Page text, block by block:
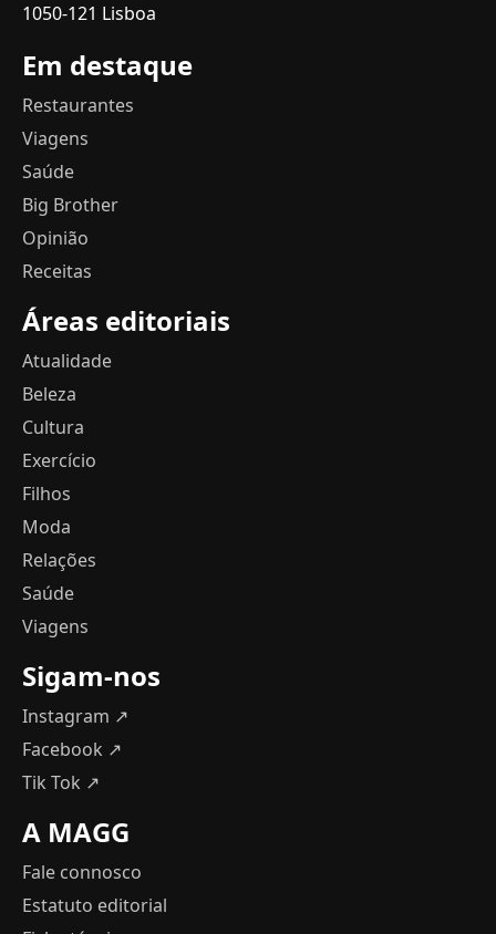
1050-121 Lisboa
Em destaque
Restaurantes
Viagens
Saúde
Big Brother
Opinião
Receitas
Áreas editoriais
Atualidade
Beleza
Cultura
Exercício
Filhos
Moda
Relações
Saúde
Viagens
Sigam-nos
Instagram ↗
Facebook ↗
Tik Tok ↗
A MAGG
Fale connosco
Estatuto editorial